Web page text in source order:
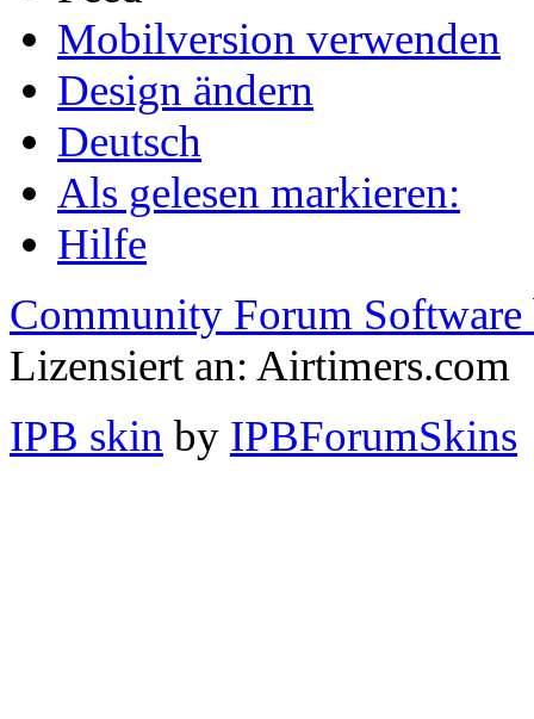
Mobilversion verwenden
Design ändern
Deutsch
Als gelesen markieren:
Hilfe
Community Forum Software
Lizensiert an: Airtimers.com
IPB skin by IPBForumSkins